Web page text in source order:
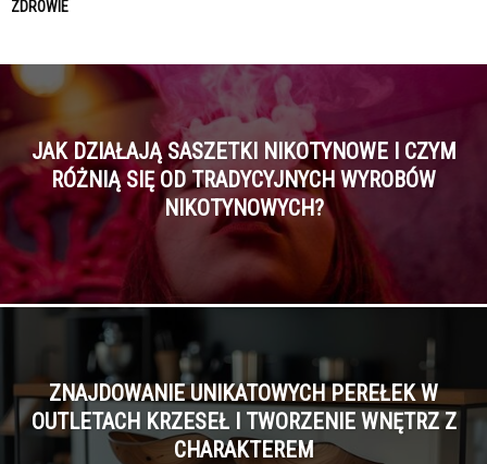
ZDROWIE
JAK DZIAŁAJĄ SASZETKI NIKOTYNOWE I CZYM
RÓŻNIĄ SIĘ OD TRADYCYJNYCH WYROBÓW
NIKOTYNOWYCH?
ZNAJDOWANIE UNIKATOWYCH PEREŁEK W
OUTLETACH KRZESEŁ I TWORZENIE WNĘTRZ Z
CHARAKTEREM